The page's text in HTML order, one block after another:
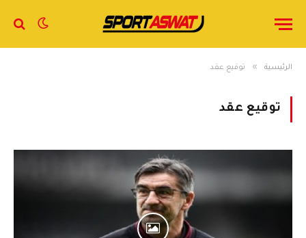
الرئيسية » توقيع عقد
توقيع عقد